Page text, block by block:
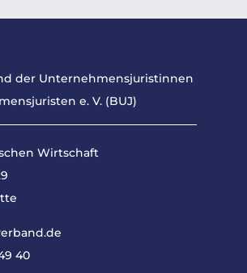
der Unternehmensjuristinnen
e. V. (BUJ)
Wirtschaft
40